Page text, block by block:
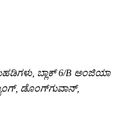
ಬ್ಲಾಕ್ 6/B ಅಂಜಿಯಾ
ಡೊಂಗ್‌ಗುವಾನ್,